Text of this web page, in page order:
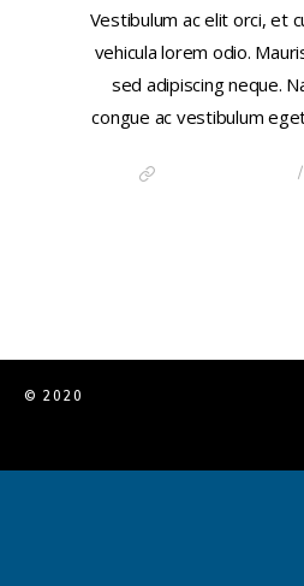
Vestibulum ac elit orci, et
vehicula lorem odio.
sed adipiscing neque.
congue ac vestibulum
/
© 2020